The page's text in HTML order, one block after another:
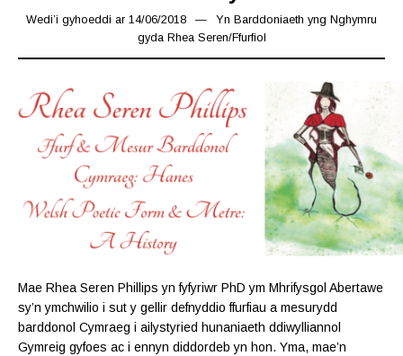
Wedi’i gyhoeddi ar 14/06/2018 01/07/2019
Yn Barddoniaeth yng Nghymru
gyda Rhea Seren/Ffurfiol
Mae Rhea Seren Phillips yn fyfyriwr PhD ym Mhrifysgol Abertawe
sy’n ymchwilio i sut y gellir defnyddio ffurfiau a mesurydd
barddonol Cymraeg i ailystyried hunaniaeth ddiwylliannol
Gymreig gyfoes ac i ennyn diddordeb yn hon. Yma, mae’n